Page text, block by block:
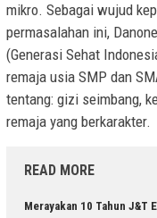
mikro. Sebagai wujud
permasalahan ini,
(Generasi Sehat
remaja usia SMP dan
tentang: gizi seimbang,
remaja yang berkarakter.
READ MORE
Merayakan 10 Tahun J&T